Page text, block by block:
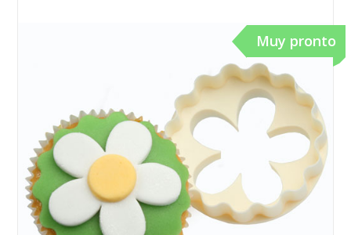
Muy pronto